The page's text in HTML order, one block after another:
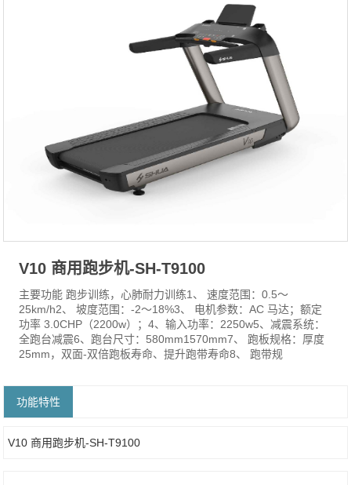
V10 商用跑步机-SH-T9100
主要功能 跑步训练，心肺耐力训练1、 速度范围：0.5～
25km/h2、 坡度范围：-2～18%3、 电机参数：AC 马达；额定
功率 3.0CHP（2200w）；4、输入功率：2250w5、减震系统：
全跑台减震6、跑台尺寸：580mm1570mm7、 跑板规格：厚度
25mm，双面-双倍跑板寿命、提升跑带寿命8、 跑带规
功能特性
V10 商用跑步机-SH-T9100